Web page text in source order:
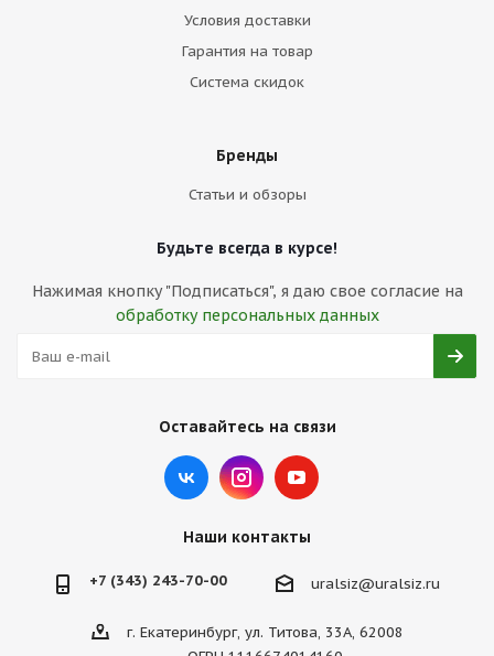
Условия доставки
Гарантия на товар
Система скидок
Бренды
Статьи и обзоры
Будьте всегда в курсе!
Нажимая кнопку "Подписаться", я даю свое согласие на
обработку персональных данных
Оставайтесь на связи
Наши контакты
+7 (343) 243-70-00 uralsiz@uralsiz.ru
г. Екатеринбург, ул. Титова, 33А, 62008